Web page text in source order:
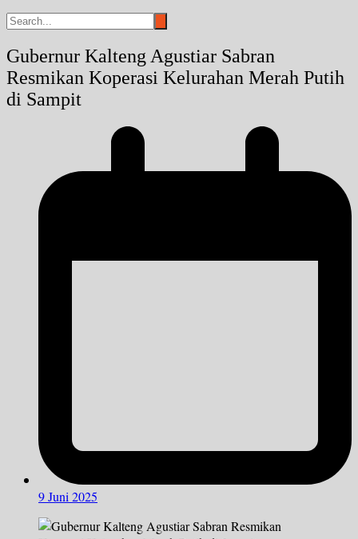
Gubernur Kalteng Agustiar Sabran
Resmikan Koperasi Kelurahan Merah Putih
di Sampit
9 Juni 2025